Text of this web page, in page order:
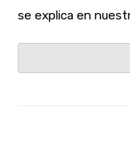
se explica en